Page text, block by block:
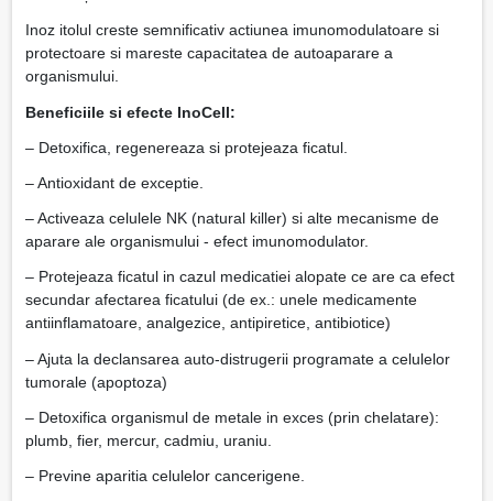
Inoz itolul creste semnificativ actiunea imunomodulatoare si
protectoare si mareste capacitatea de autoaparare a
organismului.
Beneficiile si efecte InoCell:
– Detoxifica, regenereaza si protejeaza ficatul.
– Antioxidant de exceptie.
– Activeaza celulele NK (natural killer) si alte mecanisme de
aparare ale organismului - efect imunomodulator.
– Protejeaza ficatul in cazul medicatiei alopate ce are ca efect
secundar afectarea ficatului (de ex.: unele medicamente
antiinflamatoare, analgezice, antipiretice, antibiotice)
– Ajuta la declansarea auto-distrugerii programate a celulelor
tumorale (apoptoza)
– Detoxifica organismul de metale in exces (prin chelatare):
plumb, fier, mercur, cadmiu, uraniu.
– Previne aparitia celulelor cancerigene.